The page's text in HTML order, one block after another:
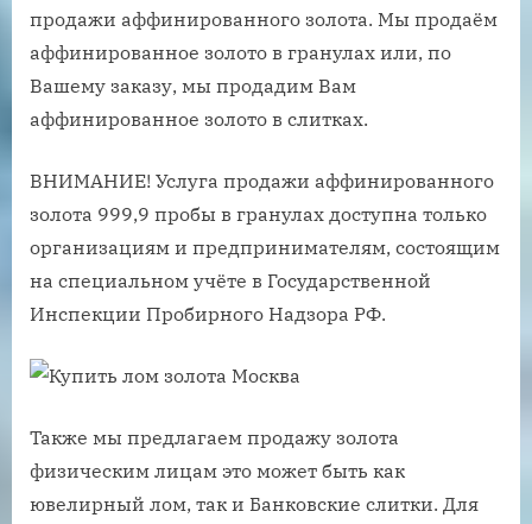
продажи аффинированного золота. Мы продаём
аффинированное золото в гранулах или, по
Вашему заказу, мы продадим Вам
аффинированное золото в слитках.
ВНИМАНИЕ! Услуга продажи аффинированного
золота 999,9 пробы в гранулах доступна только
организациям и предпринимателям, состоящим
на специальном учёте в Государственной
Инспекции Пробирного Надзора РФ.
Также мы предлагаем продажу золота
физическим лицам это может быть как
ювелирный лом, так и Банковские слитки. Для